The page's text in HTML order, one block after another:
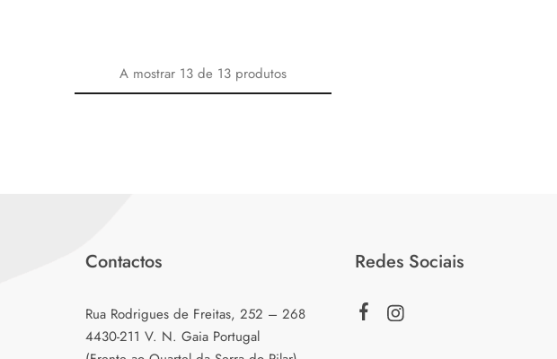
A mostrar 13de 13 produtos
Contactos
Rua Rodrigues de Freitas, 252 – 268
4430-211 V. N. Gaia Portugal
Redes Sociais